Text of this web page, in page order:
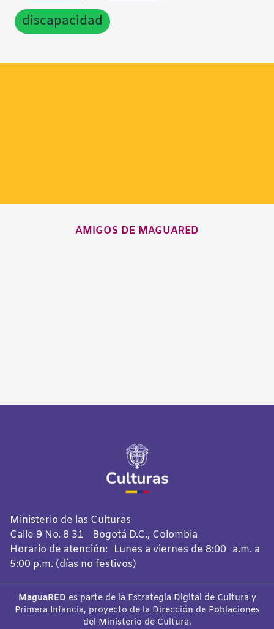
discapacidad
AMIGOS DE MAGUARED
Ministerio de las Culturas
Calle 9 No. 8 31 Bogotá D.C., Colombia
Horario de atención: Lunes a viernes de 8:00 a.m. a
5:00 p.m. (días no festivos)
MaguaRED es parte de la Estrategia Digital de Cultura y
Primera Infancia, proyecto de la Dirección de Poblaciones
del Ministerio de Cultura.